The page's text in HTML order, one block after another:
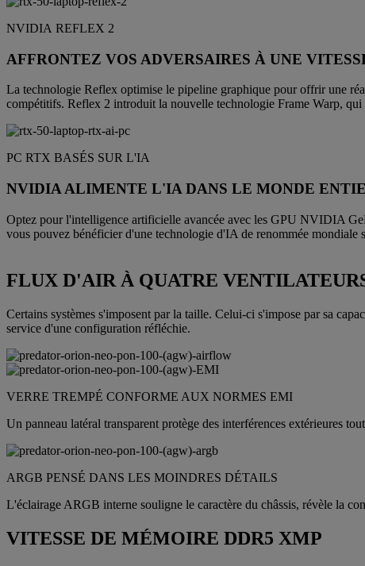
NVIDIA REFLEX 2
AFFRONTEZ VOS ADVERSAIRES À UNE
La technologie Reflex optimise le pipeline graphique pour offrir une
compétitifs. Reflex 2 introduit la nouvelle technologie Frame Warp, qui
PC RTX BASÉS SUR L'IA
NVIDIA ALIMENTE L'IA DANS LE MONDE
Optez pour l'intelligence artificielle avancée avec les GPU NVIDIA
vous pouvez bénéficier d'une technologie d'IA de renommée mondiale
FLUX D'AIR À QUATRE
Certains systèmes s'imposent par la taille. Celui‑ci s'impose par sa
service d'une configuration réfléchie.
VERRE TREMPÉ CONFORME AUX NORMES EMI
Un panneau latéral transparent protège des interférences extérieures
ARGB PENSÉ DANS LES MOINDRES DÉTAILS
L'éclairage ARGB interne souligne le caractère du châssis, révèle la
VITESSE DE MÉMOIRE DDR5 XMP